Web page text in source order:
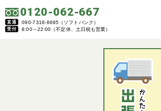
0120-062-667
直通 090-7316-6695（ソフトバンク）
受付 8:00～22:00（不定休、土日祝も営業）